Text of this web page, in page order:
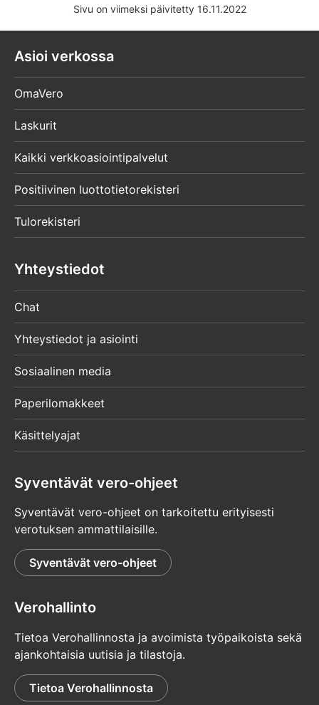
Sivu on viimeksi päivitetty 16.11.2022
Asioi verkossa
OmaVero
Laskurit
Kaikki verkkoasiointipalvelut
Positiivinen luottotietorekisteri
Tulorekisteri
Yhteystiedot
Chat
Yhteystiedot ja asiointi
Sosiaalinen media
Paperilomakkeet
Käsittelyajat
Syventävät vero-ohjeet
Syventävät vero-ohjeet on tarkoitettu erityisesti
verotuksen ammattilaisille.
Syventävät vero-ohjeet
Verohallinto
Tietoa Verohallinnosta ja avoimista työpaikoista sekä
ajankohtaisia uutisia ja tilastoja.
Tietoa Verohallinnosta